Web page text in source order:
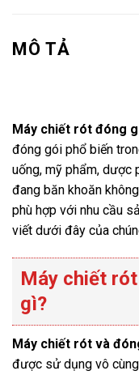
MÔ TẢ
Máy chiết rót đóng
đóng gói phổ biến
uống, mỹ phẩm, dược
đang băn khoăn
phù hợp với nhu cầu
viết dưới đây của
Máy chiết
gì?
Máy chiết rót và
được sử dụng vô